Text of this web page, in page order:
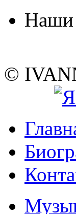
Наши
©